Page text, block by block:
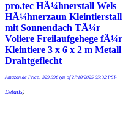
pro.tec HÃ¼hnerstall Wels
HÃ¼hnerzaun Kleintierstall
mit Sonnendach TÃ¼r
Voliere Freilaufgehege fÃ¼r
Kleintiere 3 x 6 x 2 m Metall
Drahtgeflecht
Amazon.de Price: 329,99€(as of 27/10/2025 05:32 PST-
Details)